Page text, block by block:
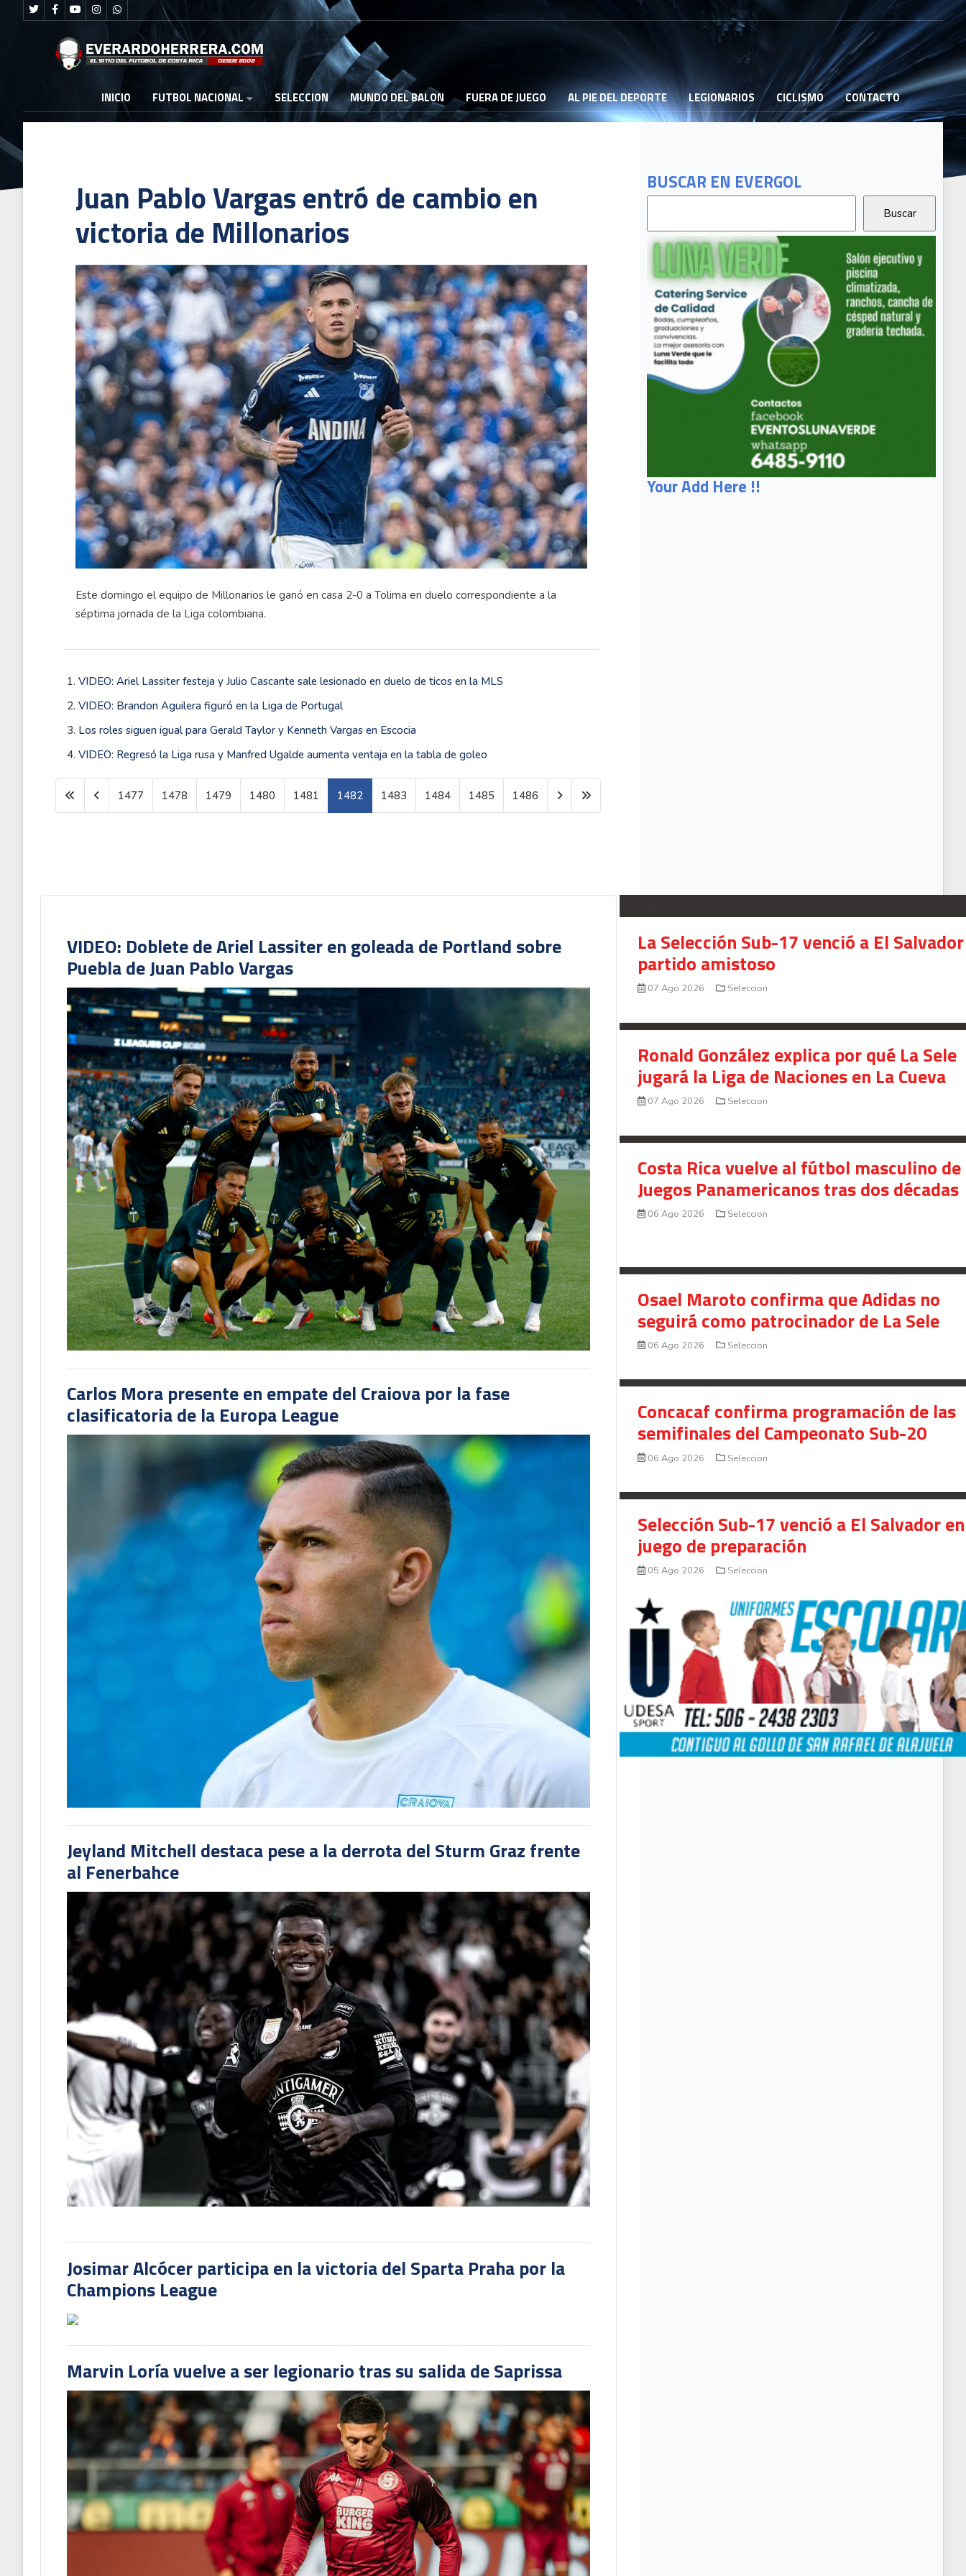
INICIO FUTBOL NACIONAL SELECCION MUNDO DEL BALON FUERA DE JUEGO AL PIE DEL DEPORTE LEGIONARIOS CICLISMO CONTACTO
BUSCAR EN EVERGOL
Your Add Here !!
Juan Pablo Vargas entró de cambio en
victoria de Millonarios
Este domingo el equipo de Millonarios le ganó en casa 2-0 a Tolima en duelo correspondiente a la
séptima jornada de la Liga colombiana.
VIDEO: Ariel Lassiter festeja y Julio Cascante sale lesionado en duelo de ticos en la MLS
VIDEO: Brandon Aguilera figuró en la Liga de Portugal
Los roles siguen igual para Gerald Taylor y Kenneth Vargas en Escocia
VIDEO: Regresó la Liga rusa y Manfred Ugalde aumenta ventaja en la tabla de goleo
Página 1482 de 1602
1477 1478 1479 1480 1481 1482 1483 1484 1485 1486
VIDEO: Doblete de Ariel Lassiter en goleada de Portland sobre
Puebla de Juan Pablo Vargas
Carlos Mora presente en empate del Craiova por la fase
clasificatoria de la Europa League
Jeyland Mitchell destaca pese a la derrota del Sturm Graz frente
al Fenerbahce
Josimar Alcócer participa en la victoria del Sparta Praha por la
Champions League
Marvin Loría vuelve a ser legionario tras su salida de Saprissa
La Selección Sub-17 venció a El
partido amistoso
07 Ago 2026 Seleccion
Ronald González explica por qué La Sele
jugará la Liga de Naciones en La Cueva
07 Ago 2026 Seleccion
Costa Rica vuelve al fútbol masculino
Juegos Panamericanos tras dos décadas
06 Ago 2026 Seleccion
Osael Maroto confirma que Adidas no
seguirá como patrocinador de La Sele
06 Ago 2026 Seleccion
Concacaf confirma programación de las
semifinales del Campeonato Sub-20
06 Ago 2026 Seleccion
Selección Sub-17 venció a El Salvador en
juego de preparación
05 Ago 2026 Seleccion